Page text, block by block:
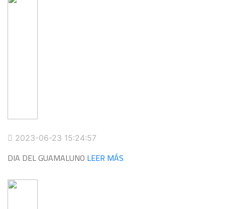
2023-06-23 15:24:57
DIA DEL GUAMALUNO LEER MÁS